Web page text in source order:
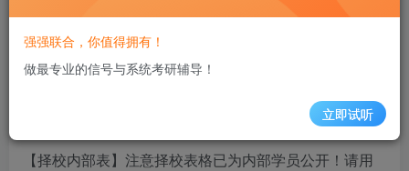
⑤【答疑排班】今日6位答疑排班：小泽、橙子、星星、
小雨、 小李、小羊
【择校内部表】注意择校表格已为内部学员公开！请用
强强联合，你值得拥有！
做最专业的信号与系统考研辅导！
立即试听